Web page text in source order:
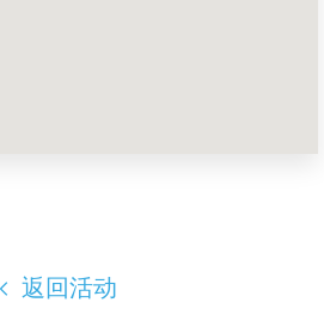
您的派对
返回活动